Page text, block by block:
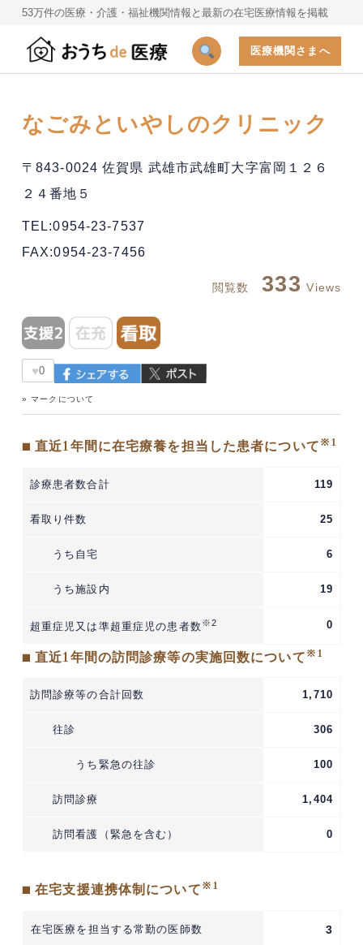
53万件の医療・介護・福祉機関情報と最新の在宅医療情報を掲載
医療機関さまへ
なごみといやしのクリニック
〒843-0024 佐賀県 武雄市武雄町大字富岡１２６
２４番地５
TEL:0954-23-7537
FAX:0954-23-7456
閲覧数 333 Views
♥0
» マークについて
■ 直近1年間に在宅療養を担当した患者について※1
診療患者数合計 119
看取り件数 25
うち自宅 6
うち施設内 19
超重症児又は準超重症児の患者数※2 0
■ 直近1年間の訪問診療等の実施回数について※1
訪問診療等の合計回数 1,710
往診 306
うち緊急の往診 100
訪問診療 1,404
訪問看護（緊急を含む） 0
■ 在宅支援連携体制について※1
在宅医療を担当する常勤の医師数 3